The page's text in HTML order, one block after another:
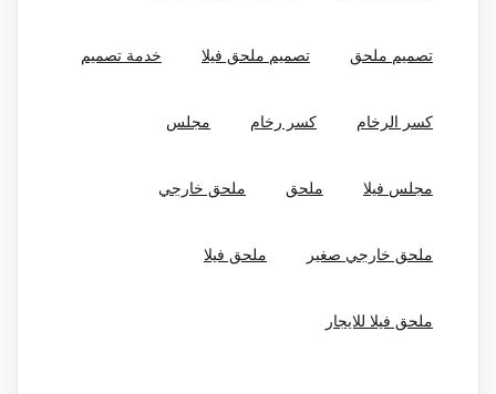
تصميم ملحق تصميم ملحق فيلا خدمة تصميم
كسر الرخام كسر رخام مجلس
مجلس فيلا ملحق ملحق خارجي
ملحق خارجي صغير ملحق فيلا
ملحق فيلا للايجار